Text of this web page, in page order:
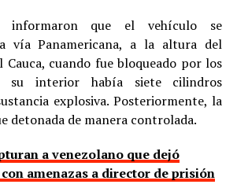
informaron que el vehículo se
vía Panamericana, a la altura del
cuando fue bloqueado por los
su interior había siete cilindros
explosiva. Posteriormente, la
detonada de manera controlada.
a venezolano que dejó
amenazas a director de prisión